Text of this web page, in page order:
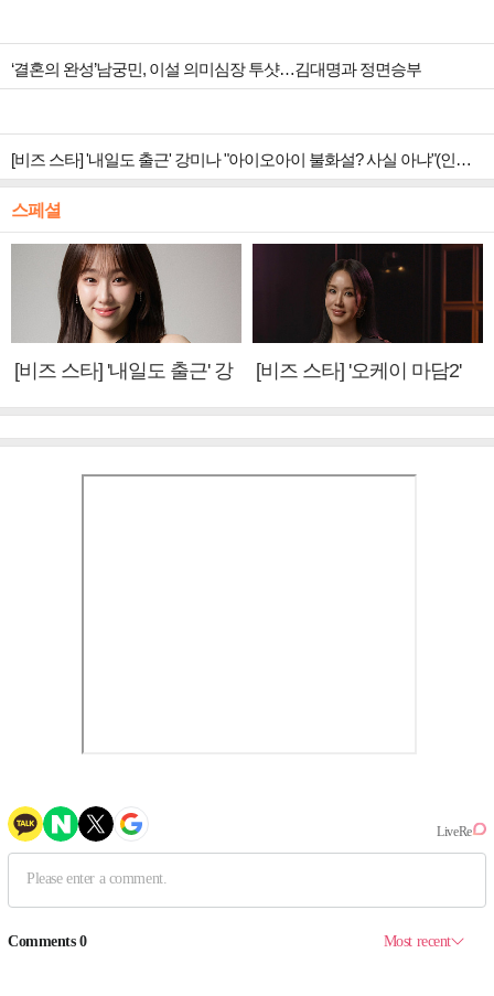
‘결혼의 완성’남궁민, 이설 의미심장 투샷…김대명과 정면승부
[비즈 스타] '내일도 출근' 강미나 "아이오아이 불화설? 사실 아냐"(인터뷰)
스페셜
[비즈 스타] '내일도 출근' 강
[비즈 스타] '오케이 마담2'